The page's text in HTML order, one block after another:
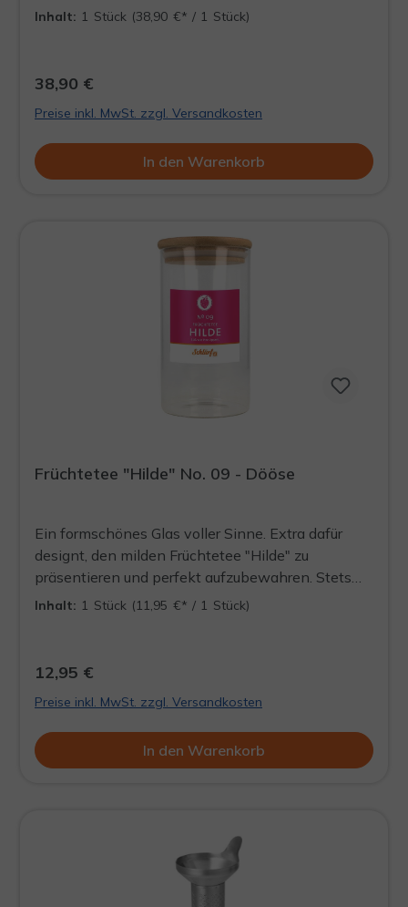
aufstellen. 4 Büdel finden darin Platz. Das
Inhalt: 1 Stück (38,90 €* / 1 Stück)
38,90 €
Preise inkl. MwSt. zzgl. Versandkosten
In den Warenkorb
Früchtetee "Hilde" No. 09 - Dööse
Ein formschönes Glas voller Sinne. Extra dafür
designt, den milden Früchtetee "Hilde" zu
präsentieren und perfekt aufzubewahren. Stets
ein Blickfang und die Quelle für ein aufregendes
AUSGELIEFERT
Inhalt: 1 Stück (11,95 €* / 1 Stück)
12,95 €
Preise inkl. MwSt. zzgl. Versandkosten
In den Warenkorb